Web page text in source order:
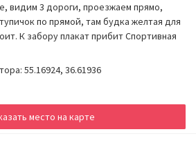
видим 3 дороги, проезжаем прямо,
по прямой, там будка желтая для
К забору плакат прибит Спортивная
55.16924, 36.61936
место на карте